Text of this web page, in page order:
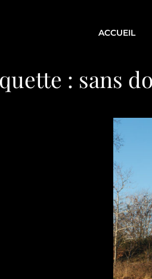
ACCUEIL
: sans